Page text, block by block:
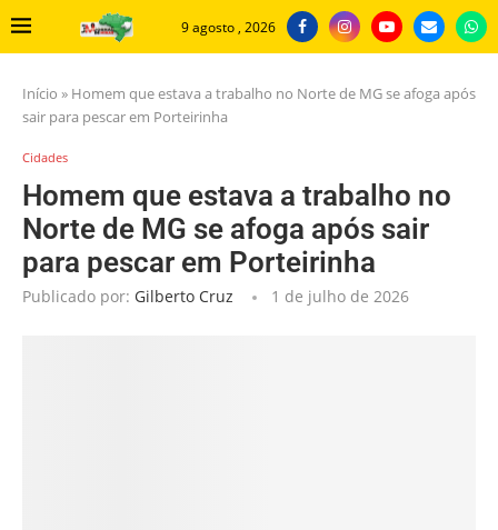
9 agosto , 2026
Início » Homem que estava a trabalho no Norte de MG se afoga após
sair para pescar em Porteirinha
Cidades
Homem que estava a trabalho no
Norte de MG se afoga após sair
para pescar em Porteirinha
Publicado por: Gilberto Cruz 1 de julho de 2026